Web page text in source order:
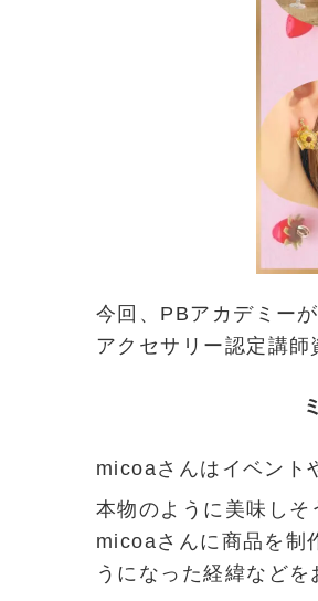
今回、PBアカデミー
アクセサリー認定講
micoaさんはイベント
本物のように美味し
micoaさんに商品を制
うになった経緯などを